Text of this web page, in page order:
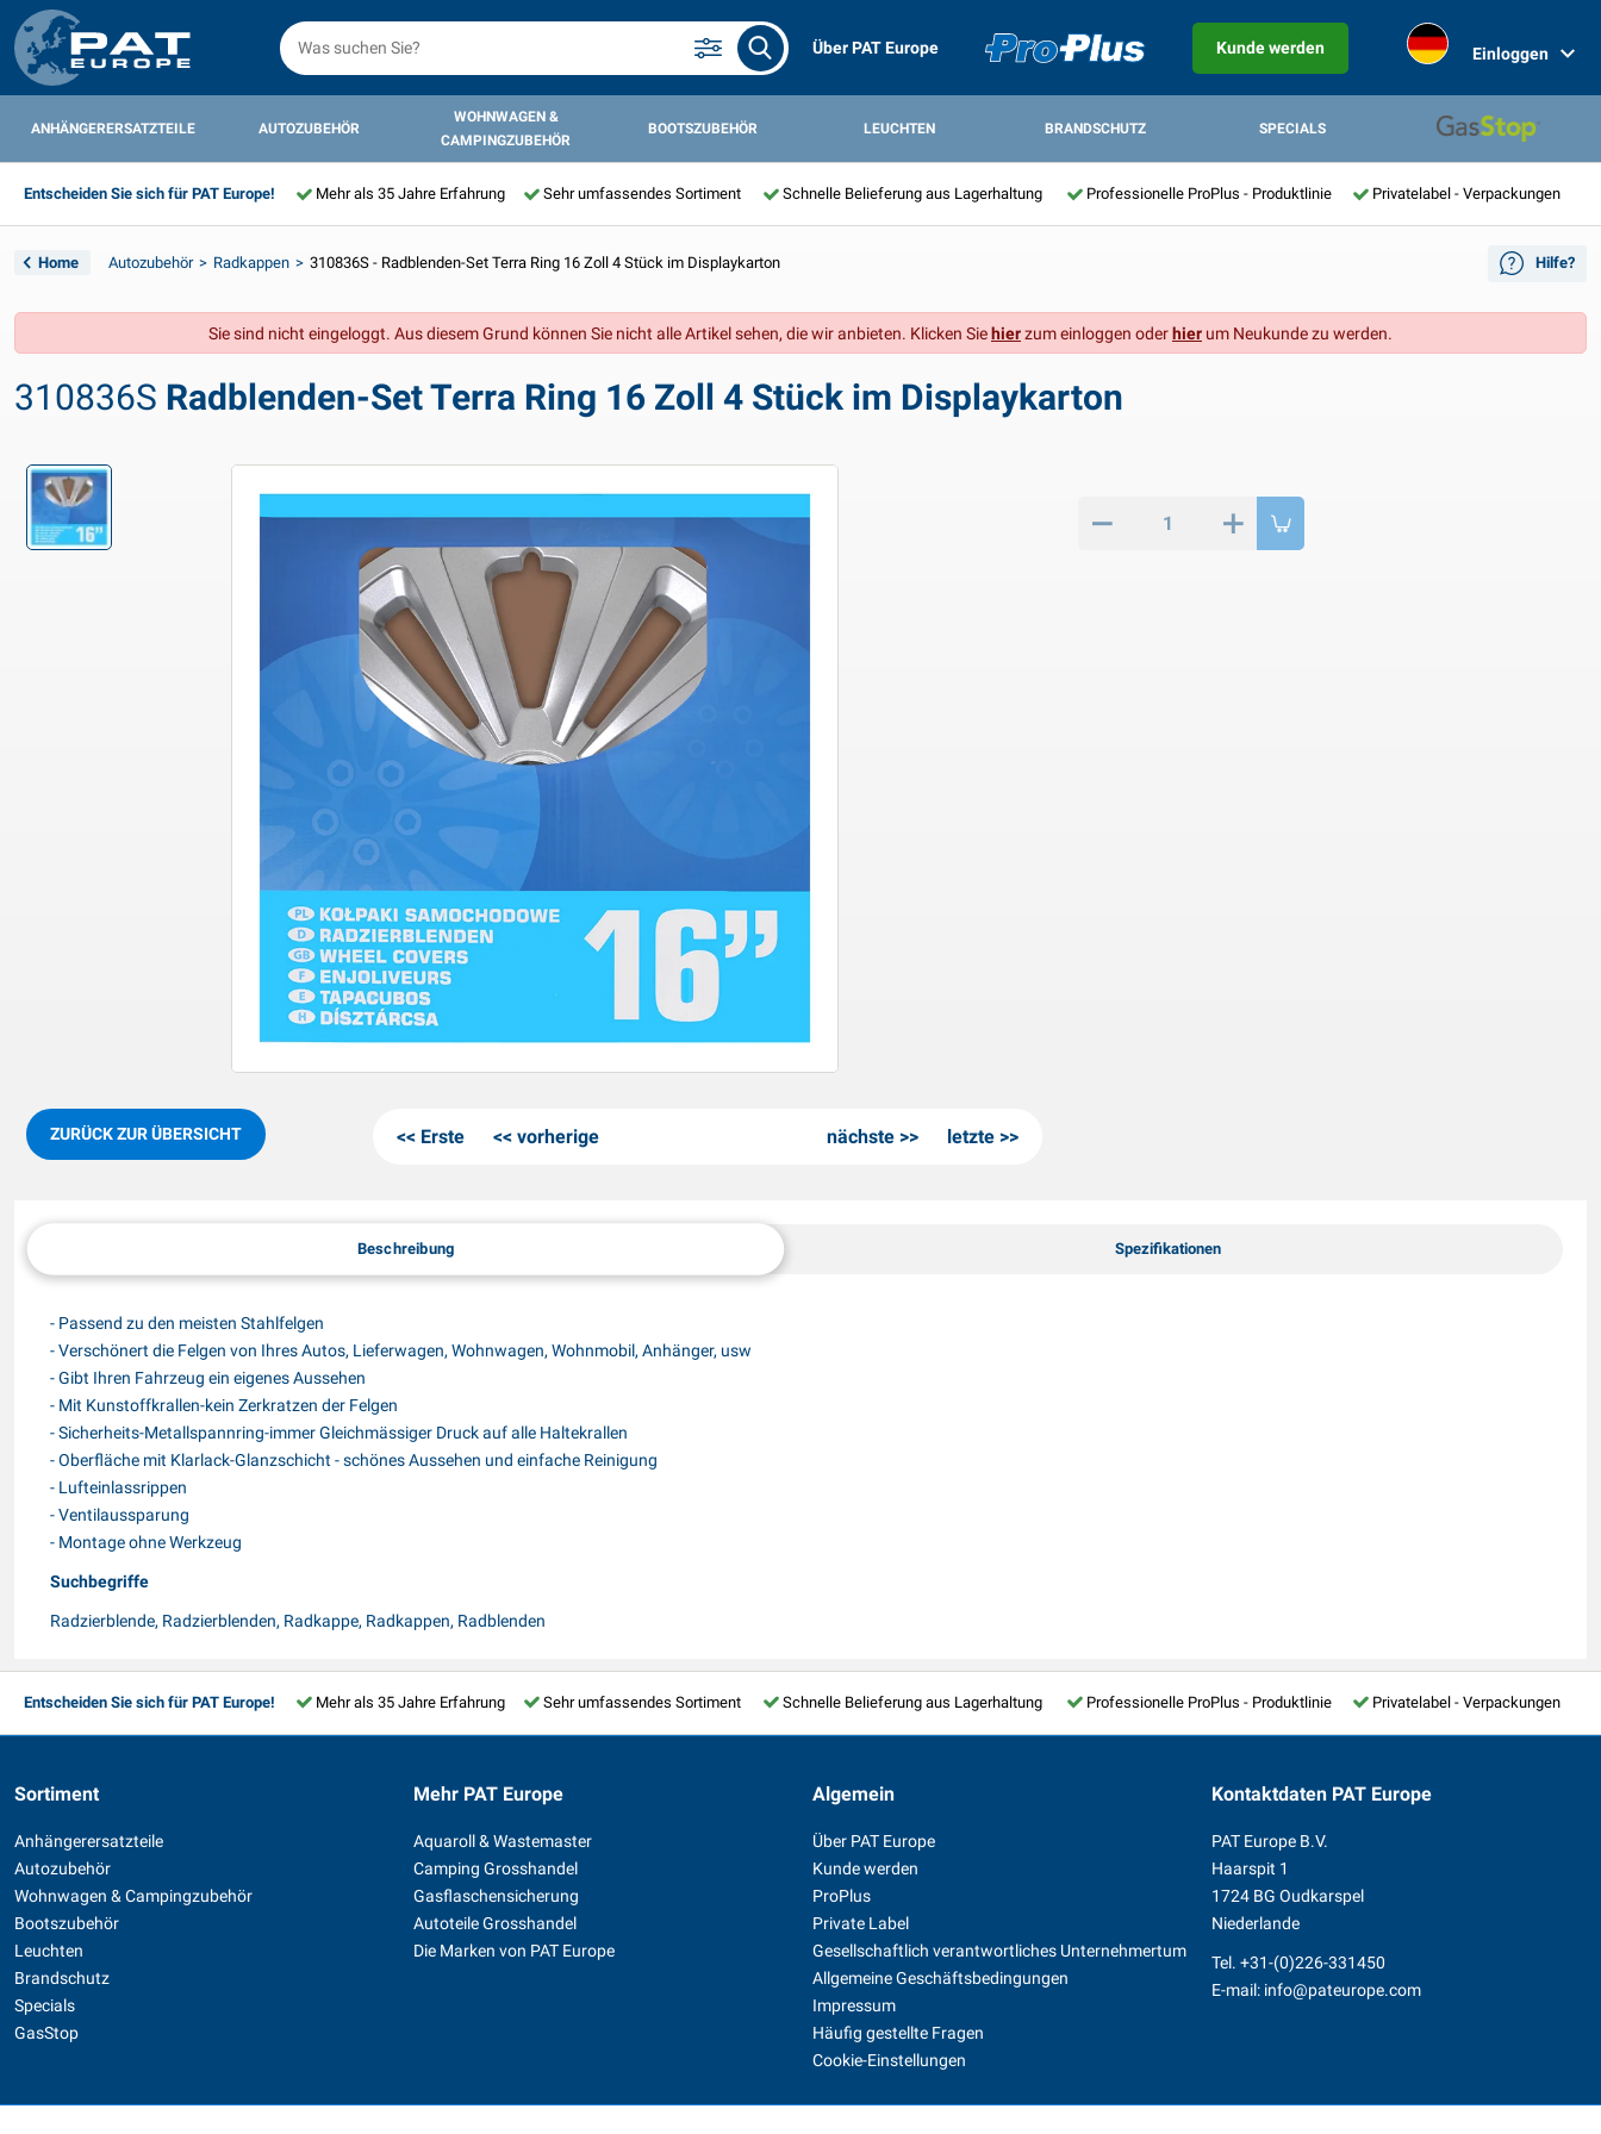
Über PAT Europe Kunde werden Einloggen
ANHÄNGERERSATZTEILE AUTOZUBEHÖR
WOHNWAGEN &
CAMPINGZUBEHÖR
BOOTSZUBEHÖR LEUCHTEN BRANDSCHUTZ SPECIALS
Entscheiden Sie sich für PAT Europe! Mehr als 35 Jahre Erfahrung Sehr umfassendes Sortiment Schnelle Belieferung aus Lagerhaltung Professionelle ProPlus - Produktlinie Privatelabel - Verpackungen
Home Autozubehör Radkappen 310836S - Radblenden-Set Terra Ring 16 Zoll 4 Stück im Displaykarton Hilfe?
Sie sind nicht eingeloggt. Aus diesem Grund können Sie nicht alle Artikel sehen, die wir anbieten. Klicken Siehierzum einloggen oderhier um Neukunde zu werden.
310836S Radblenden-Set Terra Ring 16 Zoll 4 Stück im Displaykarton
ZURÜCK ZUR ÜBERSICHT Erste vorherige nächste letzte
Beschreibung Spezifikationen
- Passend zu den meisten Stahlfelgen
- Verschönert die Felgen von Ihres Autos, Lieferwagen, Wohnwagen, Wohnmobil, Anhänger, usw
- Gibt Ihren Fahrzeug ein eigenes Aussehen
- Mit Kunstoffkrallen-kein Zerkratzen der Felgen
- Sicherheits-Metallspannring-immer Gleichmässiger Druck auf alle Haltekrallen
- Oberfläche mit Klarlack-Glanzschicht - schönes Aussehen und einfache Reinigung
- Lufteinlassrippen
- Ventilaussparung
- Montage ohne Werkzeug
Suchbegriffe
Radzierblende, Radzierblenden, Radkappe, Radkappen, Radblenden
Entscheiden Sie sich für PAT Europe! Mehr als 35 Jahre Erfahrung Sehr umfassendes Sortiment Schnelle Belieferung aus Lagerhaltung Professionelle ProPlus - Produktlinie Privatelabel - Verpackungen
Sortiment
Anhängerersatzteile
Autozubehör
Wohnwagen & Campingzubehör
Bootszubehör
Leuchten
Brandschutz
Specials
GasStop
Mehr PAT Europe
Aquaroll & Wastemaster
Camping Grosshandel
Gasflaschensicherung
Autoteile Grosshandel
Die Marken von PAT Europe
Algemein
Über PAT Europe
Kunde werden
ProPlus
Private Label
Gesellschaftlich verantwortliches Unternehmertum
Allgemeine Geschäftsbedingungen
Impressum
Häufig gestellte Fragen
Cookie-Einstellungen
Kontaktdaten PAT Europe
PAT Europe B.V.
Haarspit 1
1724 BG Oudkarspel
Niederlande
Tel. +31-(0)226-331450
E-mail: info@pateurope.com